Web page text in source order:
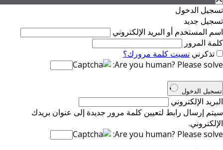
تسجيل الدخول
تسجيل جديد
اسم المستخدم أو البريد الإلكتروني
كلمة المرور
تذكرني نسيت كلمة مرورك؟
Are you human? Please solve:
تسجيل الدخول
البريد الإلكتروني
سيتم إرسال رابط لتعيين كلمة مرور جديدة إلى عنوان بريدك
الإلكتروني.
Are you human? Please solve: